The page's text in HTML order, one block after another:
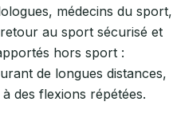
médecins du sport,
au sport sécurisé et
hors sport :
de longues distances,
des flexions répétées.